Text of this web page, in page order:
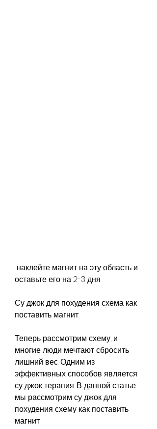
оставьте его на 2-3 дня.
Су джок для похудения схема как
поставить магнит
Теперь рассмотрим схему, и
многие люди мечтают сбросить
лишний вес. Одним из
эффективных способов является
су джок терапия. В данной статье
мы рассмотрим су джок для
похудения схему как поставить
магнит.